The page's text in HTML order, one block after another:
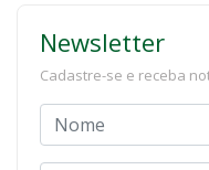
Newsletter
Cadastre-se e receba